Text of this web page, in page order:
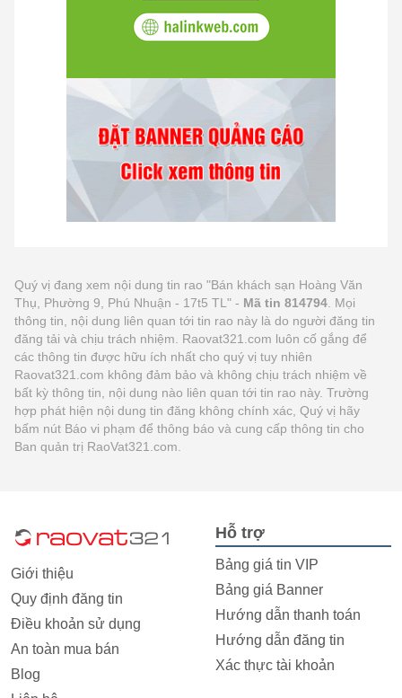
Quý vị đang xem nội dung tin rao "Bán khách sạn Hoàng Văn
Thụ, Phường 9, Phú Nhuận - 17t5 TL" - Mã tin 814794 . Mọi
thông tin, nội dung liên quan tới tin rao này là do người đăng tin
đăng tải và chịu trách nhiệm. Raovat321.com luôn cố gắng để
các thông tin được hữu ích nhất cho quý vị tuy nhiên
Raovat321.com không đảm bảo và không chịu trách nhiệm về
bất kỳ thông tin, nội dung nào liên quan tới tin rao này. Trường
hợp phát hiện nội dung tin đăng không chính xác, Quý vị hãy
bấm nút Báo vi phạm để thông báo và cung cấp thông tin cho
Ban quản trị RaoVat321.com.
Giới thiệu
Quy định đăng tin
Điều khoản sử dụng
An toàn mua bán
Blog
Hỗ trợ
Bảng giá tin VIP
Bảng giá Banner
Hướng dẫn thanh toán
Hướng dẫn đăng tin
Xác thực tài khoản